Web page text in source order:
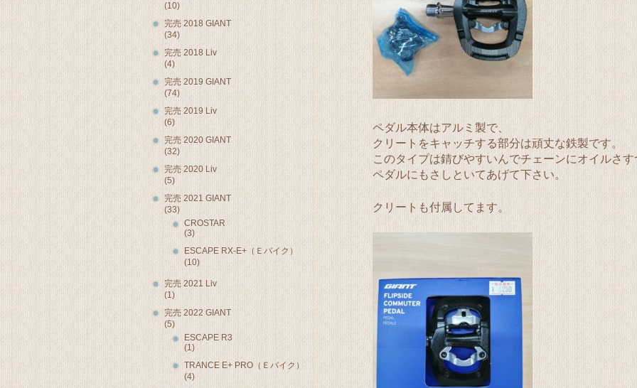
ペダル本体はアルミ製で、
クリートをキャッチする部分は頑丈な鉄製です。
このタイプは錆びやすいんでチェーンにオイルさす
ペダルにもさしといてあげて下さい。
クリートも付属してます。
(10)
完売 2018 GIANT
(34)
完売 2018 Liv
(4)
完売 2019 GIANT
(74)
完売 2019 Liv
(6)
完売 2020 GIANT
(32)
完売 2020 Liv
(5)
完売 2021 GIANT
(33)
CROSTAR
(3)
ESCAPE RX-E+（Ｅバイク）
(10)
完売 2021 Liv
(1)
完売 2022 GIANT
(5)
ESCAPE R3
(1)
TRANCE E+ PRO（Ｅバイク）
(4)